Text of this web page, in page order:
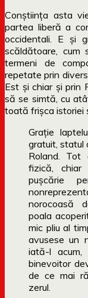
Conștiința asta
partea liberă a
occidentali. E și
scăldătoare,
termeni de
repetate prin
Est și chiar și prin
să se simtă, cu
toată frișca istoriei
Graţie
gratuit, statul
Roland.
fizică, chiar
puşcărie
norocoasă
poala
mic pliu al
avusese un
iată-l
binevoitor
de ce mai
zerul.